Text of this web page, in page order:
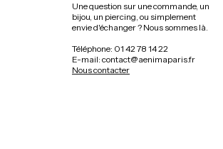
Une question sur une commande, un
bijou, un piercing, ou simplement
envie d'échanger ? Nous sommes là.
Téléphone: 01 42 78 14 22
E-mail: contact@aenimaparis.fr
Nous contacter